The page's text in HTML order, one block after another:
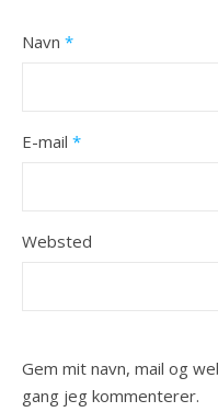
Navn *
E-mail *
Websted
Gem mit navn, mail og
gang jeg kommenterer.